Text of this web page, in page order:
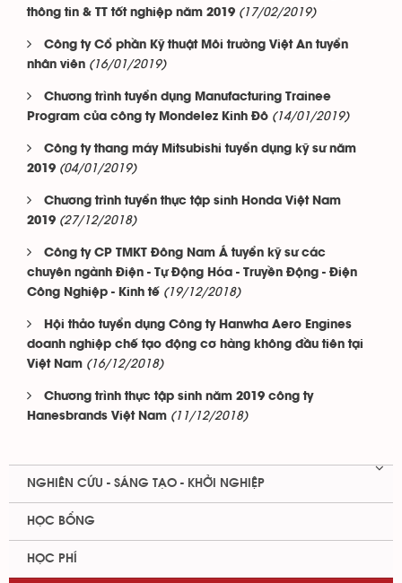
thông tin & TT tốt nghiệp năm 2019 (17/02/2019)
Công ty Cổ phần Kỹ thuật Môi trường Việt An tuyển
nhân viên (16/01/2019)
Chương trình tuyển dụng Manufacturing Trainee
Program của công ty Mondelez Kinh Đô (14/01/2019)
Công ty thang máy Mitsubishi tuyển dụng kỹ sư năm
2019 (04/01/2019)
Chương trình tuyển thực tập sinh Honda Việt Nam
2019 (27/12/2018)
Công ty CP TMKT Đông Nam Á tuyển kỹ sư các
chuyên ngành Điện - Tự Động Hóa - Truyền Động - Điện
Công Nghiệp - Kinh tế (19/12/2018)
Hội thảo tuyển dụng Công ty Hanwha Aero Engines
doanh nghiệp chế tạo động cơ hàng không đầu tiên tại
Việt Nam (16/12/2018)
Chương trình thực tập sinh năm 2019 công ty
Hanesbrands Việt Nam (11/12/2018)
NGHIÊN CỨU - SÁNG TẠO - KHỞI NGHIỆP
HỌC BỔNG
HỌC PHÍ